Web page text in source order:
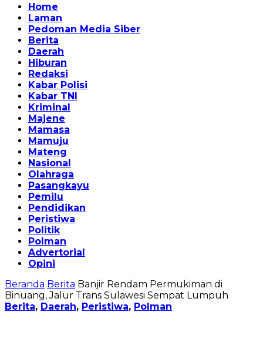
Home
Laman
Pedoman Media Siber
Berita
Daerah
Hiburan
Redaksi
Kabar Polisi
Kabar TNI
Kriminal
Majene
Mamasa
Mamuju
Mateng
Nasional
Olahraga
Pasangkayu
Pemilu
Pendidikan
Peristiwa
Politik
Polman
Advertorial
Opini
Beranda Berita Banjir Rendam Permukiman di
Binuang, Jalur Trans Sulawesi Sempat Lumpuh
Berita, Daerah, Peristiwa, Polman